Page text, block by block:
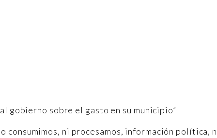
gobierno sobre el gasto en su municipio”
consumimos, ni procesamos, información política,